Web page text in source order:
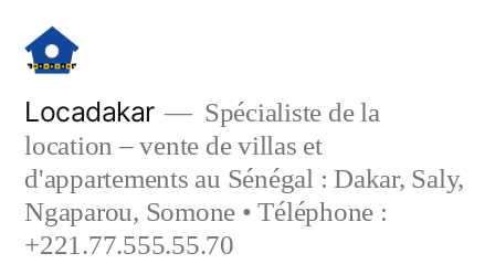
contenu
Locadakar
Spécialiste de la
location – vente de villas et
d'appartements au Sénégal : Dakar, Saly,
Ngaparou, Somone • Téléphone :
+221.77.555.55.70